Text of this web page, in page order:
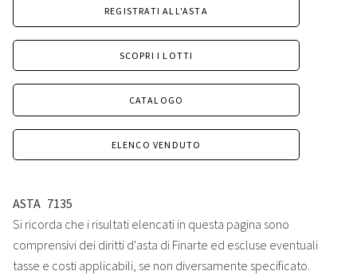
REGISTRATI ALL'ASTA
SCOPRI I LOTTI
CATALOGO
ELENCO VENDUTO
ASTA 7135
Si ricorda che i risultati elencati in questa pagina sono
comprensivi dei diritti d'asta di Finarte ed escluse eventuali
tasse e costi applicabili, se non diversamente specificato.